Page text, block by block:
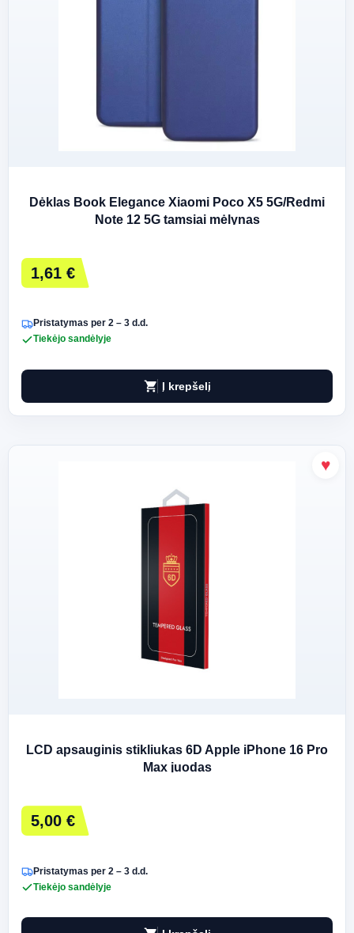
Dėklas Book Elegance Xiaomi Poco X5 5G/Redmi
Note 12 5G tamsiai mėlynas
1,61 €
Pristatymas per 2 – 3 d.d.
Tiekėjo sandėlyje
shopping_cart Į krepšelį
LCD apsauginis stikliukas 6D Apple iPhone 16 Pro
Max juodas
5,00 €
Pristatymas per 2 – 3 d.d.
Tiekėjo sandėlyje